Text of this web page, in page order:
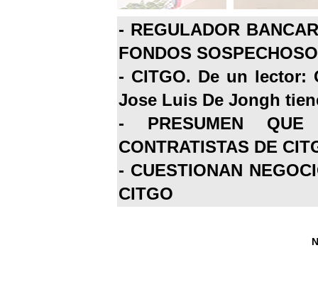
- REGULADOR
FONDOS
- CITGO. De un lector:
Jose Luis De Jongh
- PRESUMEN
CONTRATISTAS DE
- CUESTIONAN
CITGO